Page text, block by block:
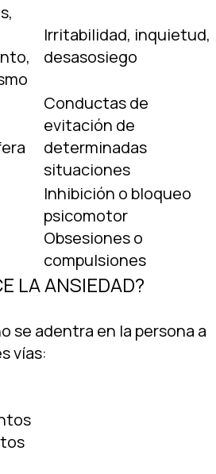
Irritabilidad, inquietud,
desasosiego
Conductas de
evitación de
determinadas
situaciones
Inhibición o bloqueo
psicomotor
Obsesiones o
compulsiones
LA ANSIEDAD?
se adentra en la persona a
vías: